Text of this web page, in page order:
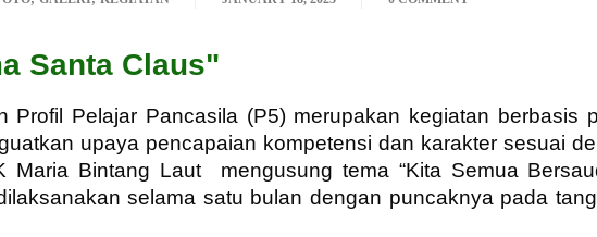
Santa Claus"
Profil Pelajar Pancasila (P5) merupakan kegiatan berbasis
upaya pencapaian kompetensi dan karakter sesuai
Maria Bintang Laut mengusung tema “Kita Semua
selama satu bulan dengan puncaknya pada